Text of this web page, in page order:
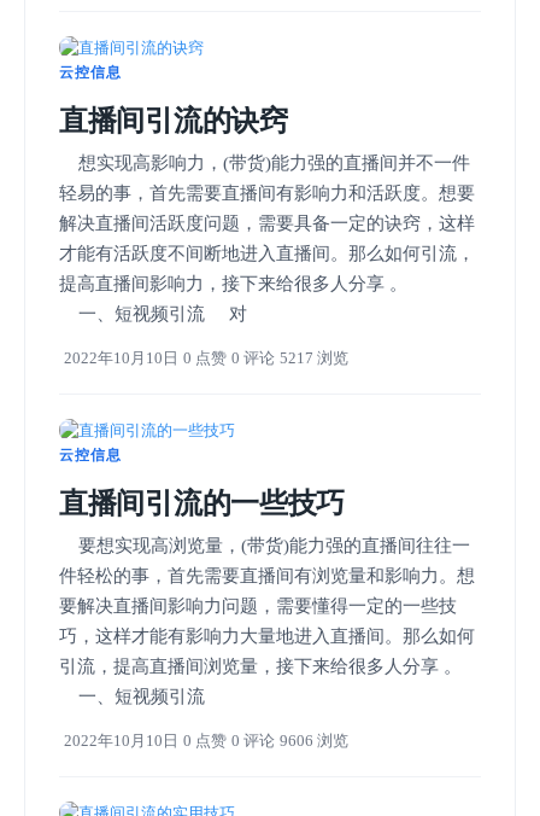
云控信息
直播间引流的诀窍
想实现高影响力，(带货)能力强的直播间并不一件
轻易的事，首先需要直播间有影响力和活跃度。想要
解决直播间活跃度问题，需要具备一定的诀窍，这样
才能有活跃度不间断地进入直播间。那么如何引流，
提高直播间影响力，接下来给很多人分享 。
一、短视频引流 对
2022年10月10日 0 点赞 0 评论 5217 浏览
云控信息
直播间引流的一些技巧
要想实现高浏览量，(带货)能力强的直播间往往一
件轻松的事，首先需要直播间有浏览量和影响力。想
要解决直播间影响力问题，需要懂得一定的一些技
巧，这样才能有影响力大量地进入直播间。那么如何
引流，提高直播间浏览量，接下来给很多人分享 。
一、短视频引流
2022年10月10日 0 点赞 0 评论 9606 浏览